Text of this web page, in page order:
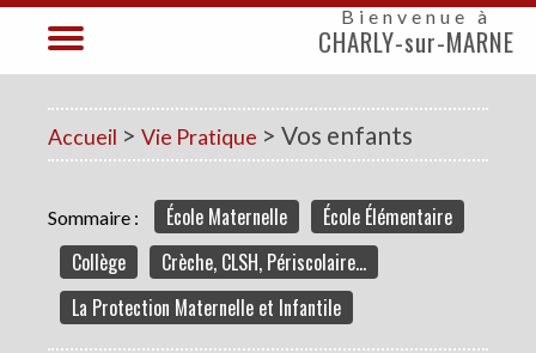
Bienvenue à
CHARLY-sur-MARNE
Accueil > Vie Pratique > Vos enfants
Sommaire : École Maternelle
École Élémentaire
Collège
Crèche, CLSH, Périscolaire...
La Protection Maternelle et Infantile